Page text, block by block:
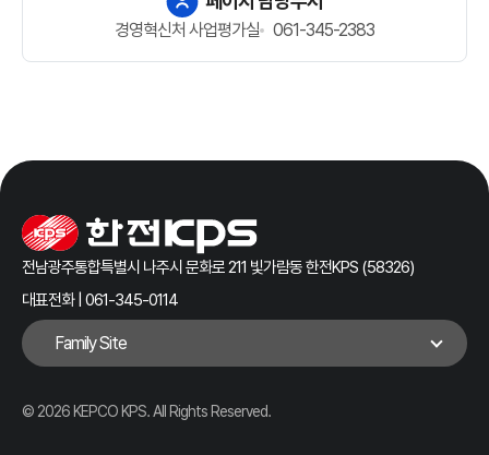
경영혁신처 사업평가실 061-345-2383
전남광주통합특별시 나주시 문화로 211 빛가람동 한전KPS (58326)
대표전화 | 061-345-0114
Family Site
© 2026 KEPCO KPS. All Rights Reserved.